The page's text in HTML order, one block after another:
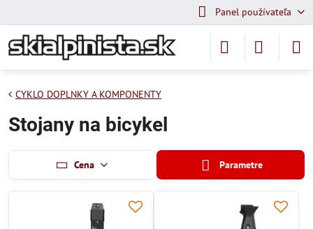
Panel používateľa
CYKLO DOPLNKY A KOMPONENTY
Stojany na bicykel
Cena Parametre